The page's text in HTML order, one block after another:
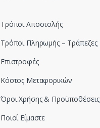
Τρόποι Αποστολής
Τρόποι Πληρωμής – Τράπεζες
Επιστροφές
Κόστος Μεταφορικών
Όροι Χρήσης & Προϋποθέσεις
Ποιοί Είμαστε